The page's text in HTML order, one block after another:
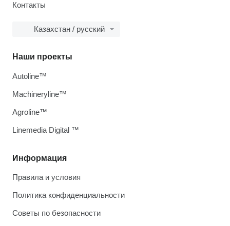
Контакты
Казахстан / русский
Информация
Правила и условия
Политика конфиденциальности
Советы по безопасности
Наши проекты
Autoline™
Machineryline™
Agroline™
Linemedia Digital ™